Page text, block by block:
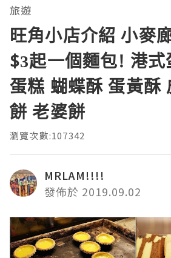
旅遊
旺角小店介紹 小麥
$3起一個麵包! 港式
蛋糕 蝴蝶酥 蛋黃酥
餅 老婆餅
瀏覽次數:107342
MRLAM!!!!
發佈於 2019.09.02